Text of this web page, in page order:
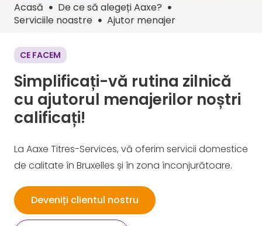
Acasă
De ce să alegeți Aaxe?
Serviciile noastre
Ajutor menajer
CE FACEM
Simplificați-vă rutina zilnică
cu ajutorul menajerilor noștri
calificați!
La Aaxe Titres-Services, vă oferim servicii domestice
de calitate în Bruxelles și în zona înconjurătoare. ​
Deveniți clientul nostru